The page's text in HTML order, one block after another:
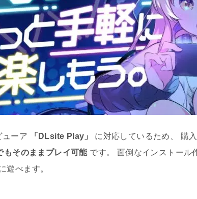
ューア 「DLsite Play」 に対応しているため、 購
そのままプレイ可能です。 面倒なインストール
遊べます。